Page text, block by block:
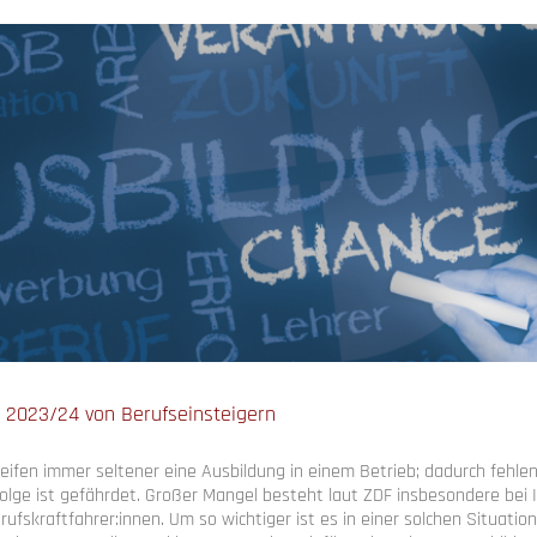
24 von Berufseinsteigern
immer seltener eine Ausbildung in einem Betrieb; dadurch
ist gefährdet. Großer Mangel besteht laut ZDF insbesondere bei
Um so wichtiger ist es in einer solchen